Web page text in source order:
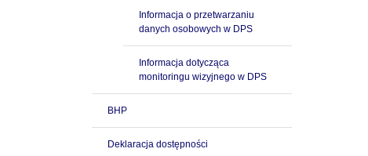
Informacja o przetwarzaniu
danych osobowych w DPS
Informacja dotycząca
monitoringu wizyjnego w DPS
BHP
Deklaracja dostępności